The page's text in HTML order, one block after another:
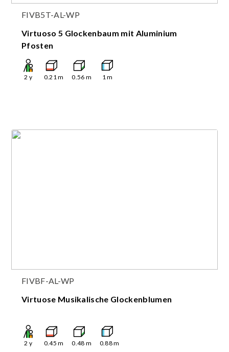
FIVB5T-AL-WP
Virtuoso 5 Glockenbaum mit Aluminium
Pfosten
2 y 0.21m 0.56 m 1m
FIVBF-AL-WP
Virtuose Musikalische Glockenblumen
2 y 0.45 m 0.48 m 0.88m